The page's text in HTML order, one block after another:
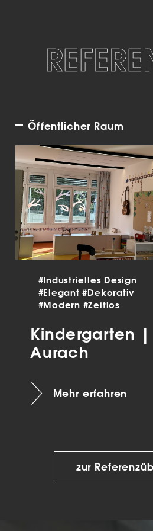
Öffentlicher Raum
#Industrielles Design
#Elegant#Dekorativ
#Modern #Zeitlos
Kindergarten |
Aurach
Mehr erfahren
zur